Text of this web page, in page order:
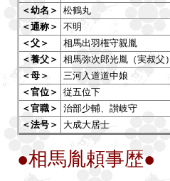
＜幼名＞
松鶴丸
＜通称＞
不明
＜父＞
相馬出羽権守親胤
＜養父＞
相馬弥次郎光胤（実叔父）
＜母＞
三河入道道中娘
＜官位＞
従五位下
＜官職＞
治部少輔、讃岐守
＜法号＞
大成大居士
●相馬胤頼事歴●